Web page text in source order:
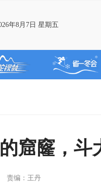
年8月7日 星期五
窟窿，斗
责编：王丹